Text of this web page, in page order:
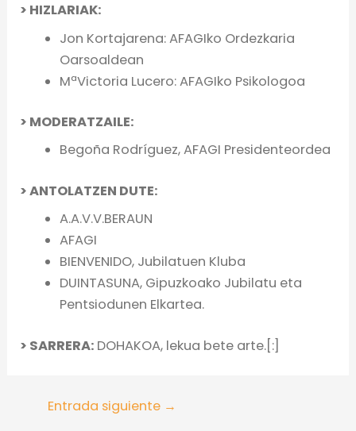
> HIZLARIAK:
Jon Kortajarena: AFAGIko Ordezkaria
Oarsoaldean
MªVictoria Lucero: AFAGIko Psikologoa
> MODERATZAILE:
Begoña Rodríguez, AFAGI Presidenteordea
> ANTOLATZEN DUTE:
A.A.V.V.BERAUN
AFAGI
BIENVENIDO, Jubilatuen Kluba
DUINTASUNA, Gipuzkoako Jubilatu eta
Pentsiodunen Elkartea.
> SARRERA: DOHAKOA, lekua bete arte.[:]
Entrada siguiente →